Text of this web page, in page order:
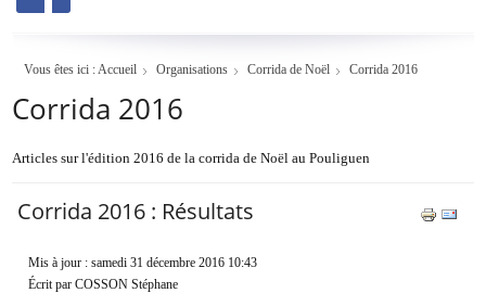
Vous êtes ici :Accueil Organisations Corrida de Noël Corrida 2016
Corrida 2016
Articles sur l'édition 2016 de la corrida de Noël au Pouliguen
Corrida 2016 : Résultats
Mis à jour : samedi 31 décembre 2016 10:43
Écrit par COSSON Stéphane